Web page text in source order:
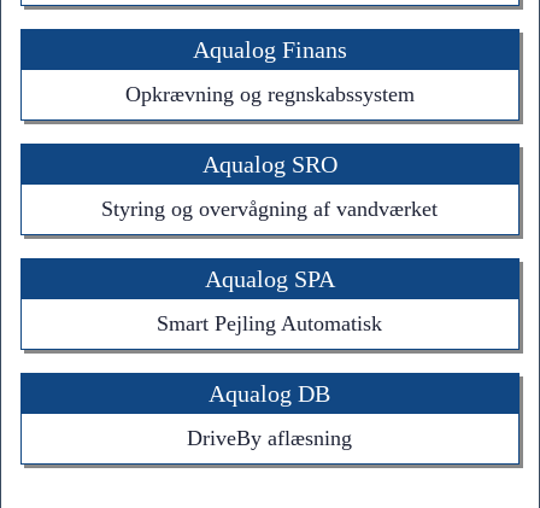
Aqualog Finans
Opkrævning og regnskabssystem
Aqualog SRO
Styring og overvågning af vandværket
Aqualog SPA
Smart Pejling Automatisk
Aqualog DB
DriveBy aflæsning